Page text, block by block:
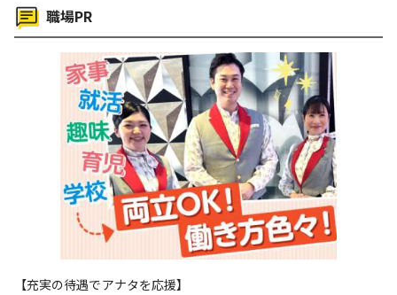
職場PR
【充実の待遇でアナタを応援】